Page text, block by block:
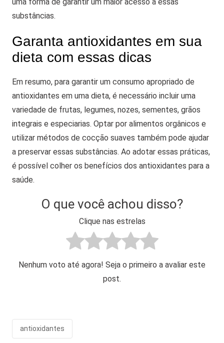
uma forma de garantir um maior acesso a essas
substâncias.
Garanta antioxidantes em sua
dieta com essas dicas
Em resumo, para garantir um consumo apropriado de
antioxidantes em uma dieta, é necessário incluir uma
variedade de frutas, legumes, nozes, sementes, grãos
integrais e especiarias. Optar por alimentos orgânicos e
utilizar métodos de cocção suaves também pode ajudar
a preservar essas substâncias. Ao adotar essas práticas,
é possível colher os benefícios dos antioxidantes para a
saúde.
O que você achou disso?
Clique nas estrelas
Nenhum voto até agora! Seja o primeiro a avaliar este
post.
antioxidantes